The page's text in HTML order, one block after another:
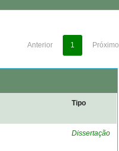
Anterior 1 Próximo
Tipo
Dissertação